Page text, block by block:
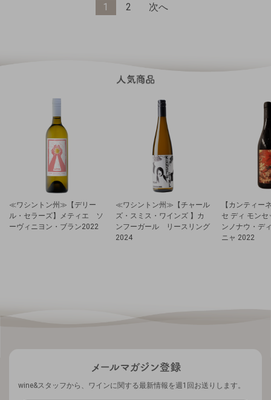
1 2 次へ
≪ワシントン州≫【デリー
ル・セラーズ】メティエ ソ
ーヴィニヨン・ブラン2022
≪ワシントン州≫【チャール
ズ・スミス・ワインズ 】カ
ンフーガール リースリング
2024
【カンティー
セ ディ モン
ンノナウ・デ
ニャ 2022
wine&スタッフから、ワインに関する最新情報を週1回お送りします。